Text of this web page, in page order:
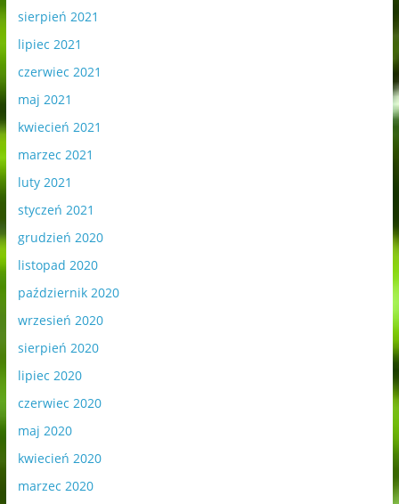
sierpień 2021
lipiec 2021
czerwiec 2021
maj 2021
kwiecień 2021
marzec 2021
luty 2021
styczeń 2021
grudzień 2020
listopad 2020
październik 2020
wrzesień 2020
sierpień 2020
lipiec 2020
czerwiec 2020
maj 2020
kwiecień 2020
marzec 2020